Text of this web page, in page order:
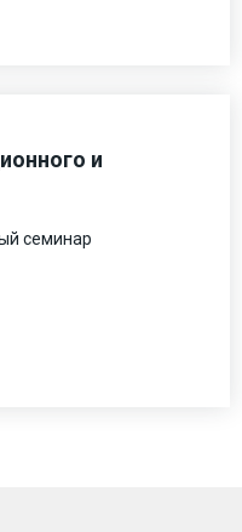
и
семинар